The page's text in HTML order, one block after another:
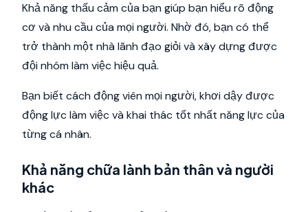
Khả năng thấu cảm của bạn giúp bạn hiểu rõ động
cơ và nhu cầu của mọi người. Nhờ đó, bạn có thể
trở thành một nhà lãnh đạo giỏi và xây dựng được
đội nhóm làm việc hiệu quả.
Bạn biết cách động viên mọi người, khơi dậy được
động lực làm việc và khai thác tốt nhất năng lực của
từng cá nhân.
Khả năng chữa lành bản thân và người
khác